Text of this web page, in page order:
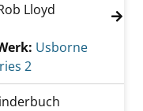
Lloyd
Usborne
2